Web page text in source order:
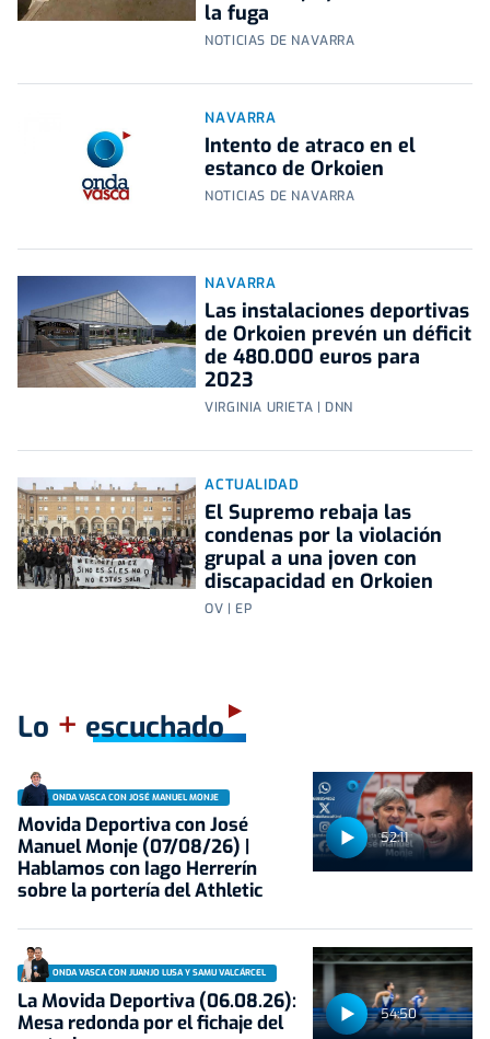
la fuga
NOTICIAS DE NAVARRA
NAVARRA
Intento de atraco en el
estanco de Orkoien
NOTICIAS DE NAVARRA
NAVARRA
Las instalaciones deportivas
de Orkoien prevén un déficit
de 480.000 euros para
2023
VIRGINIA URIETA | DNN
ACTUALIDAD
El Supremo rebaja las
condenas por la violación
grupal a una joven con
discapacidad en Orkoien
OV | EP
Lo + escuchado
52:11
ONDA VASCA CON JOSÉ MANUEL MONJE
Movida Deportiva con José
Manuel Monje (07/08/26) |
Hablamos con Iago Herrerín
sobre la portería del Athletic
54:50
ONDA VASCA CON JUANJO LUSA Y SAMU VALCÁRCEL
La Movida Deportiva (06.08.26):
Mesa redonda por el fichaje del